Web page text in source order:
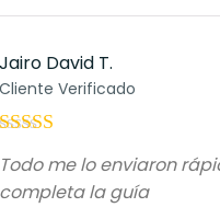
Jairo David T.
Cliente Verificado
5de 5
Todo me lo enviaron
completa la guía